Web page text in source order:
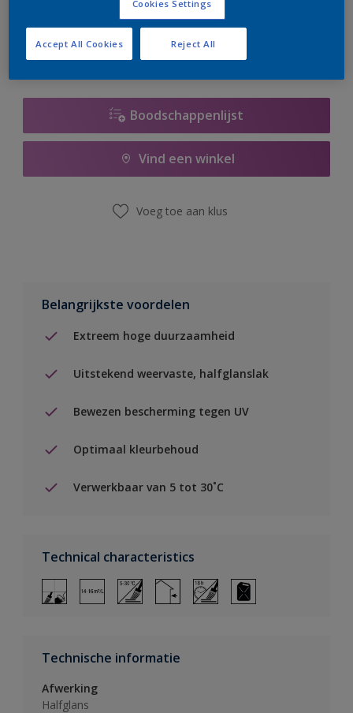
er hard aan om de voorraad aan te vullen.
Boodschappenlijst
Vind een winkel
Voeg toe aan klus
Belangrijkste voordelen
Extreem hoge duurzaamheid
Uitstekend weervaste, halfglanslak
Bewezen bescherming tegen UV
Optimaal kleurbehoud
Verwerkbaar van 5 tot 30˚C
Technical characteristics
Technische informatie
Afwerking
Halfglans
Cookies Settings
Reject All
Accept All Cookies